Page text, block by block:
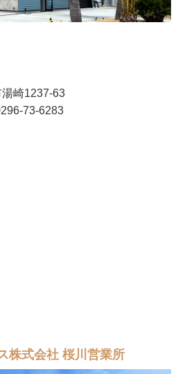
崎1237-63
73-6283
株式会社 桜川営業所